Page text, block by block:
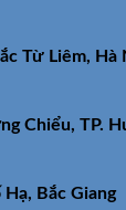
Từ Liêm, Hà
Chiểu, TP.
Hạ, Bắc Giang